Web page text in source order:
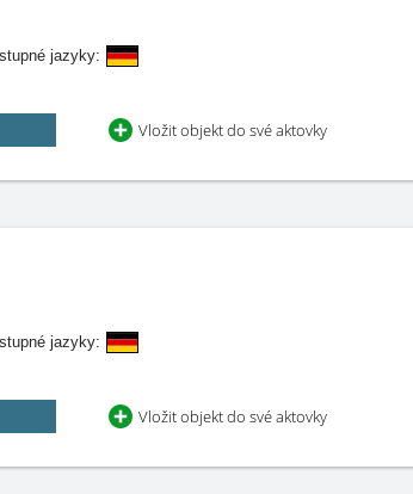
jazyky:
Vložit objekt do své aktovky
jazyky:
Vložit objekt do své aktovky